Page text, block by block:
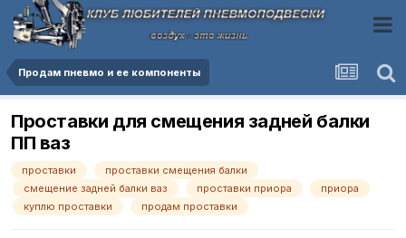
Продам пневмо и ее компоненты
Проставки для смещения задней балки
ПП ваз
проставки
проставки смещения балки
смещение задней балки ваз
проставки приора
приора
куплю проставки
продам проставки